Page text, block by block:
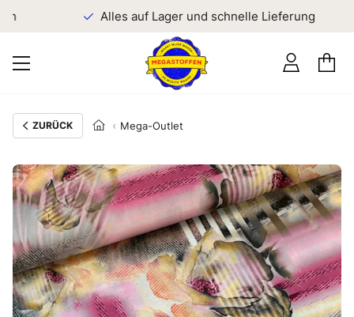
Alles auf Lager und schnelle Lieferung
ZURÜCK Mega-Outlet